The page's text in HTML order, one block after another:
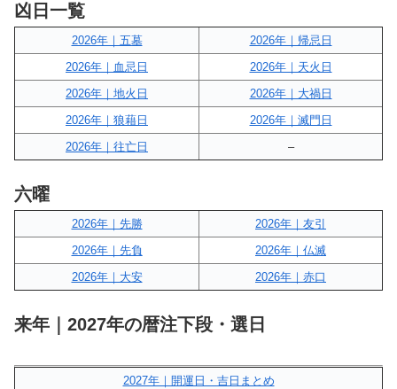
凶日一覧
2026年｜五墓
2026年｜帰忌日
2026年｜血忌日
2026年｜天火日
2026年｜地火日
2026年｜大禍日
2026年｜狼藉日
2026年｜滅門日
2026年｜往亡日
–
六曜
2026年｜先勝
2026年｜友引
2026年｜先負
2026年｜仏滅
2026年｜大安
2026年｜赤口
来年｜2027年の暦注下段・選日
2027年｜開運日・吉日まとめ